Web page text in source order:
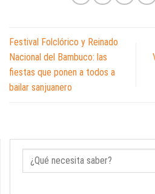
Festival Folclórico y Reinado
Nacional del Bambuco: las
fiestas que ponen a todos a
bailar sanjuanero